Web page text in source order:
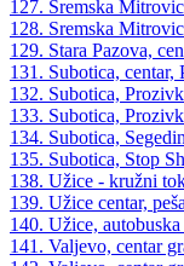
127. Sremska
128. Sremska
129. Stara Pazova,
131. Subotica, centar,
132. Subotica,
133. Subotica,
134. Subotica,
135. Subotica, Stop
138. Užice - kružni
139. Užice centar,
140. Užice, autobuska
141. Valjevo, centar